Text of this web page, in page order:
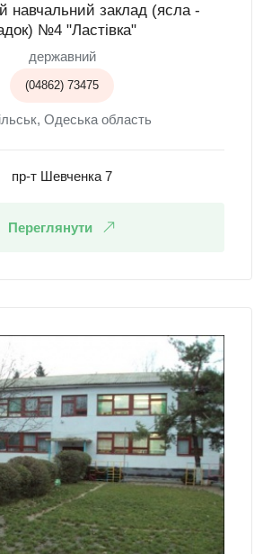
навчальний заклад (ясла -
№4 "Ластівка"
державний
(04862) 73475
Одеська область
пр-т Шевченка 7
Переглянути